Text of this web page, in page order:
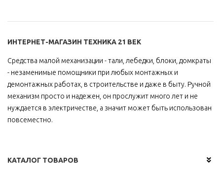
ИНТЕРНЕТ-МАГАЗИН ТЕХНИКА 21 ВЕК
Средства малой механизации - тали, лебедки, блоки, домкраты
- незаменимые помощники при любых монтажных и
демонтажных работах, в строительстве и даже в быту. Ручной
механизм просто и надежен, он прослужит много лет и не
нуждается в электричестве, а значит может быть использован
повсеместно.
КАТАЛОГ ТОВАРОВ